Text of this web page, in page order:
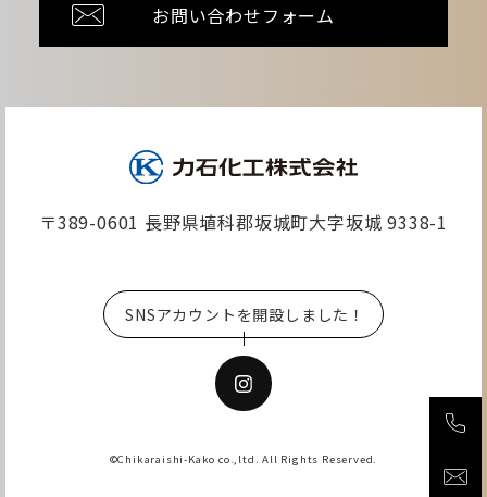
お問い合わせフォーム
〒389-0601 長野県埴科郡坂城町大字坂城 9338-1
©Chikaraishi-Kako co.,ltd. All Rights Reserved.
SNSアカウントを開設しました！